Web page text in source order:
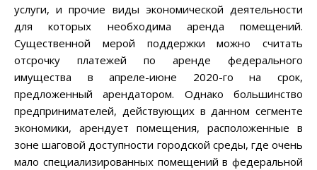
услуги, и прочие виды экономической деятельности
для которых необходима аренда помещений.
Существенной мерой поддержки можно считать
отсрочку платежей по аренде федерального
имущества в апреле-июне 2020-го на срок,
предложенный арендатором. Однако большинство
предпринимателей, действующих в данном сегменте
экономики, арендует помещения, расположенные в
зоне шаговой доступности городской среды, где очень
мало специализированных помещений в федеральной